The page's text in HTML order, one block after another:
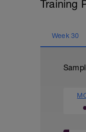
Training
Week 30